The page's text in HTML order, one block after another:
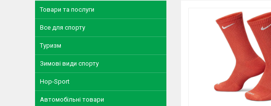
Товари та послуги
Все для спорту
Туризм
Зимові види спорту
Hop-Sport
Автомобільні товари